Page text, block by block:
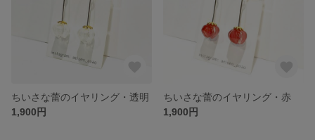
ちいさな蕾のイヤリング・透明
1,900円
ちいさな蕾のイヤリング・赤
1,900円